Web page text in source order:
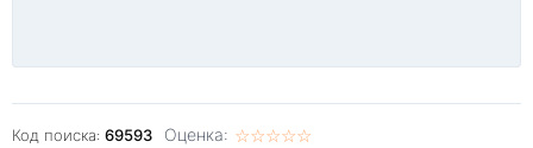
Код поиска: 69593 Оценка: ☆☆☆☆☆
★★★★★